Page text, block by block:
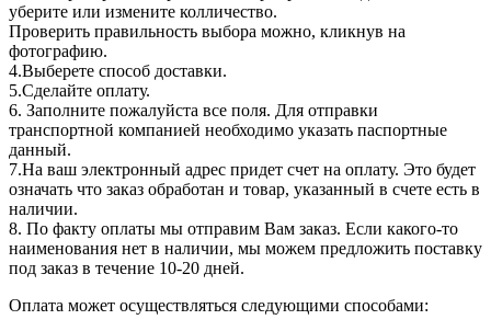
уберите или измените колличество.
Проверить правильность выбора можно, кликнув на
фотографию.
4.Выберете способ доставки.
5.Сделайте оплату.
6. Заполните пожалуйста все поля. Для отправки
транспортной компанией необходимо указать паспортные
данный.
7.На ваш электронный адрес придет счет на оплату. Это будет
означать что заказ обработан и товар, указанный в счете есть в
наличии.
8. По факту оплаты мы отправим Вам заказ. Если какого-то
наименования нет в наличии, мы можем предложить поставку
под заказ в течение 10-20 дней.
Оплата может осуществляться следующими способами: